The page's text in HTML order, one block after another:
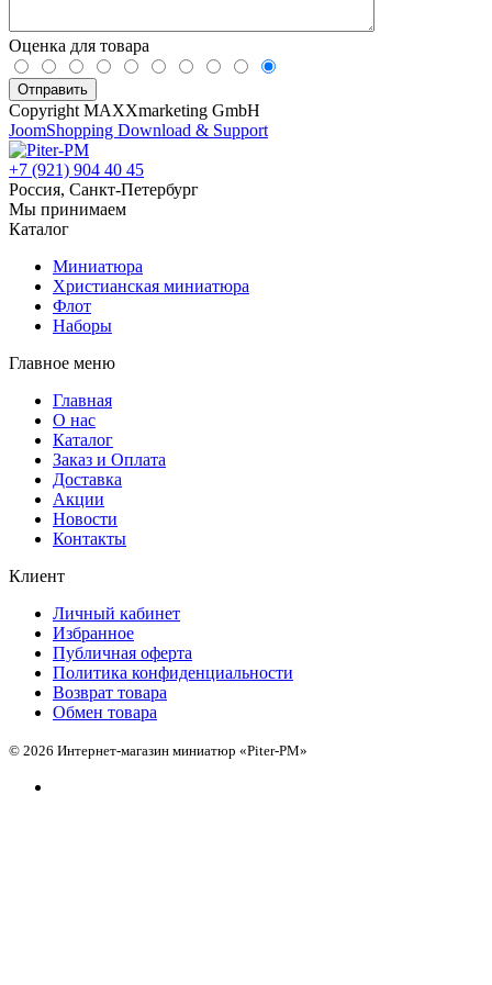
Оценка для товара
Copyright MAXXmarketing GmbH
JoomShopping Download & Support
+7 (921) 904 40 45
Россия, Санкт-Петербург
Мы принимаем
Каталог
Миниатюра
Христианская миниатюра
Флот
Наборы
Главное меню
Главная
О нас
Каталог
Заказ и Оплата
Доставка
Акции
Новости
Контакты
Клиент
Личный кабинет
Избранное
Публичная оферта
Политика конфиденциальности
Возврат товара
Обмен товара
© 2026 Интернет-магазин миниатюр «Piter-PM»